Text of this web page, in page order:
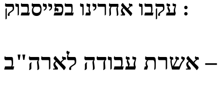
עקבו אחרינו בפייסבוק :